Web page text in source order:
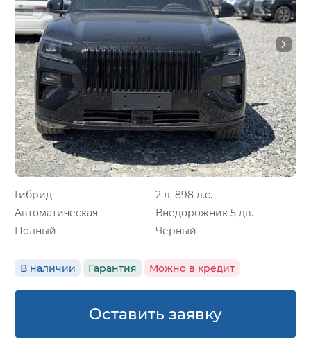
Гибрид
2 л, 898 л.с.
Автоматическая
Внедорожник 5 дв.
Полный
Черный
В наличии Гарантия Можно в кредит
Оставить заявку